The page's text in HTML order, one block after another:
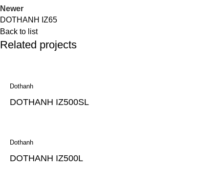
Newer
DOTHANH IZ65
Back to list
Related projects
Dothanh
DOTHANH IZ500SL
Dothanh
DOTHANH IZ500L